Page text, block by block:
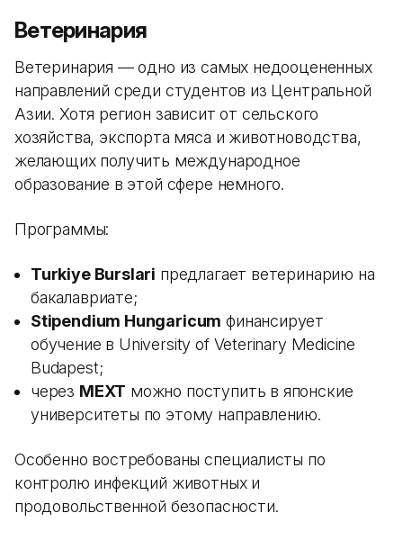
Ветеринария
Ветеринария — одно из самых недооцененных
направлений среди студентов из Центральной
Азии. Хотя регион зависит от сельского
хозяйства, экспорта мяса и животноводства,
желающих получить международное
образование в этой сфере немного.
Программы:
Turkiye Burslari предлагает ветеринарию на
бакалавриате;
Stipendium Hungaricum финансирует
обучение в University of Veterinary Medicine
Budapest;
через MEXT можно поступить в японские
университеты по этому направлению.
Особенно востребованы специалисты по
контролю инфекций животных и
продовольственной безопасности.